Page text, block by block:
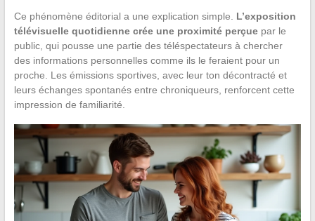
Ce phénomène éditorial a une explication simple. L’exposition
télévisuelle quotidienne crée une proximité perçuepar le
public, qui pousse une partie des téléspectateurs à chercher
des informations personnelles comme ils le feraient pour un
proche. Les émissions sportives, avec leur ton décontracté et
leurs échanges spontanés entre chroniqueurs, renforcent cette
impression de familiarité.